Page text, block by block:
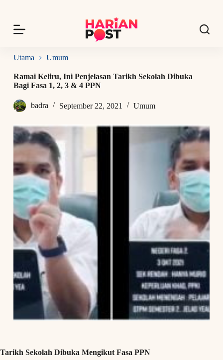
p
o
o
n
n
Utama Umum
Ramai Keliru, Ini Penjelasan Tarikh Sekolah Dibuka
Bagi Fasa 1, 2, 3 & 4 PPN
badra September 22, 2021 Umum
Tarikh Sekolah Dibuka Mengikut Fasa PPN